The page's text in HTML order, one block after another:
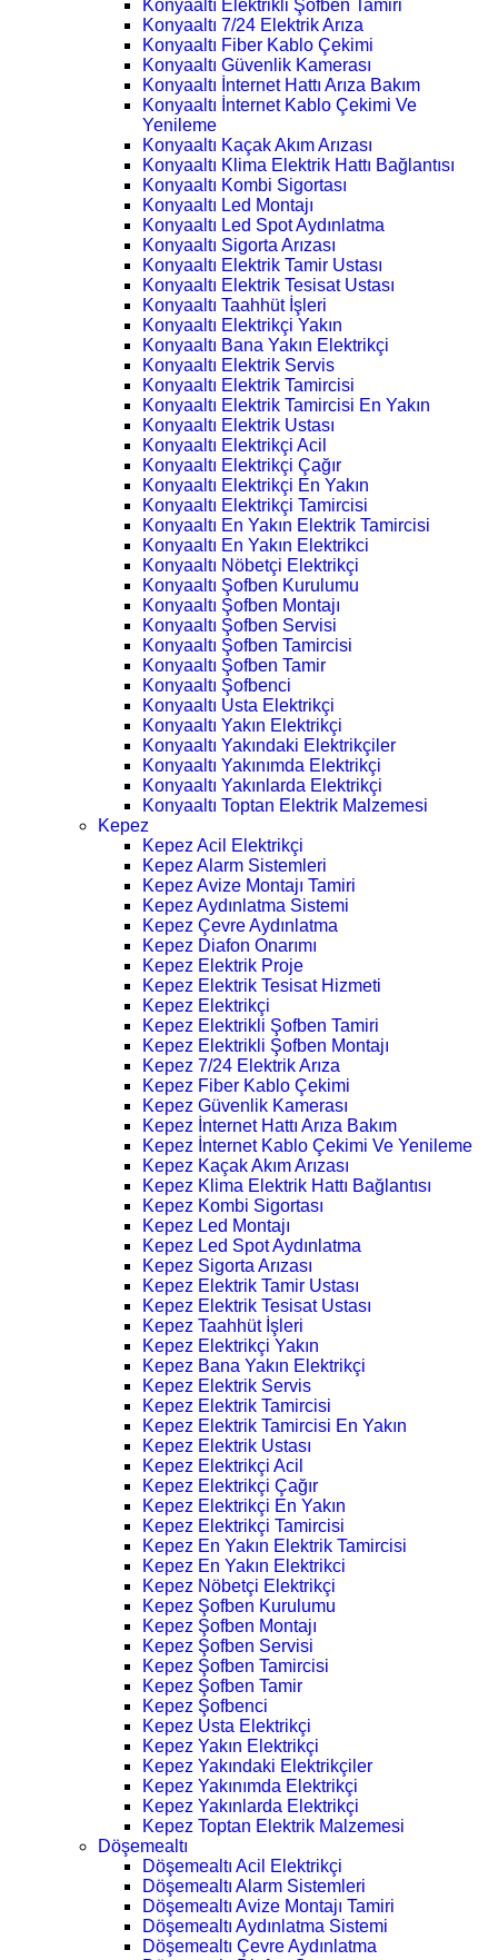
Konyaaltı Elektrikli Şofben Tamiri
Konyaaltı 7/24 Elektrik Arıza
Konyaaltı Fiber Kablo Çekimi
Konyaaltı Güvenlik Kamerası
Konyaaltı İnternet Hattı Arıza Bakım
Konyaaltı İnternet Kablo Çekimi Ve
Yenileme
Konyaaltı Kaçak Akım Arızası
Konyaaltı Klima Elektrik Hattı Bağlantısı
Konyaaltı Kombi Sigortası
Konyaaltı Led Montajı
Konyaaltı Led Spot Aydınlatma
Konyaaltı Sigorta Arızası
Konyaaltı Elektrik Tamir Ustası
Konyaaltı Elektrik Tesisat Ustası
Konyaaltı Taahhüt İşleri
Konyaaltı Elektrikçi Yakın
Konyaaltı Bana Yakın Elektrikçi
Konyaaltı Elektrik Servis
Konyaaltı Elektrik Tamircisi
Konyaaltı Elektrik Tamircisi En Yakın
Konyaaltı Elektrik Ustası
Konyaaltı Elektrikçi Acil
Konyaaltı Elektrikçi Çağır
Konyaaltı Elektrikçi En Yakın
Konyaaltı Elektrikçi Tamircisi
Konyaaltı En Yakın Elektrik Tamircisi
Konyaaltı En Yakın Elektrikci
Konyaaltı Nöbetçi Elektrikçi
Konyaaltı Şofben Kurulumu
Konyaaltı Şofben Montajı
Konyaaltı Şofben Servisi
Konyaaltı Şofben Tamircisi
Konyaaltı Şofben Tamir
Konyaaltı Şofbenci
Konyaaltı Usta Elektrikçi
Konyaaltı Yakın Elektrikçi
Konyaaltı Yakındaki Elektrikçiler
Konyaaltı Yakınımda Elektrikçi
Konyaaltı Yakınlarda Elektrikçi
Konyaaltı Toptan Elektrik Malzemesi
Kepez
Kepez Acil Elektrikçi
Kepez Alarm Sistemleri
Kepez Avize Montajı Tamiri
Kepez Aydınlatma Sistemi
Kepez Çevre Aydınlatma
Kepez Diafon Onarımı
Kepez Elektrik Proje
Kepez Elektrik Tesisat Hizmeti
Kepez Elektrikçi
Kepez Elektrikli Şofben Tamiri
Kepez Elektrikli Şofben Montajı
Kepez 7/24 Elektrik Arıza
Kepez Fiber Kablo Çekimi
Kepez Güvenlik Kamerası
Kepez İnternet Hattı Arıza Bakım
Kepez İnternet Kablo Çekimi Ve Yenileme
Kepez Kaçak Akım Arızası
Kepez Klima Elektrik Hattı Bağlantısı
Kepez Kombi Sigortası
Kepez Led Montajı
Kepez Led Spot Aydınlatma
Kepez Sigorta Arızası
Kepez Elektrik Tamir Ustası
Kepez Elektrik Tesisat Ustası
Kepez Taahhüt İşleri
Kepez Elektrikçi Yakın
Kepez Bana Yakın Elektrikçi
Kepez Elektrik Servis
Kepez Elektrik Tamircisi
Kepez Elektrik Tamircisi En Yakın
Kepez Elektrik Ustası
Kepez Elektrikçi Acil
Kepez Elektrikçi Çağır
Kepez Elektrikçi En Yakın
Kepez Elektrikçi Tamircisi
Kepez En Yakın Elektrik Tamircisi
Kepez En Yakın Elektrikci
Kepez Nöbetçi Elektrikçi
Kepez Şofben Kurulumu
Kepez Şofben Montajı
Kepez Şofben Servisi
Kepez Şofben Tamircisi
Kepez Şofben Tamir
Kepez Şofbenci
Kepez Usta Elektrikçi
Kepez Yakın Elektrikçi
Kepez Yakındaki Elektrikçiler
Kepez Yakınımda Elektrikçi
Kepez Yakınlarda Elektrikçi
Kepez Toptan Elektrik Malzemesi
Döşemealtı
Döşemealtı Acil Elektrikçi
Döşemealtı Alarm Sistemleri
Döşemealtı Avize Montajı Tamiri
Döşemealtı Aydınlatma Sistemi
Döşemealtı Çevre Aydınlatma